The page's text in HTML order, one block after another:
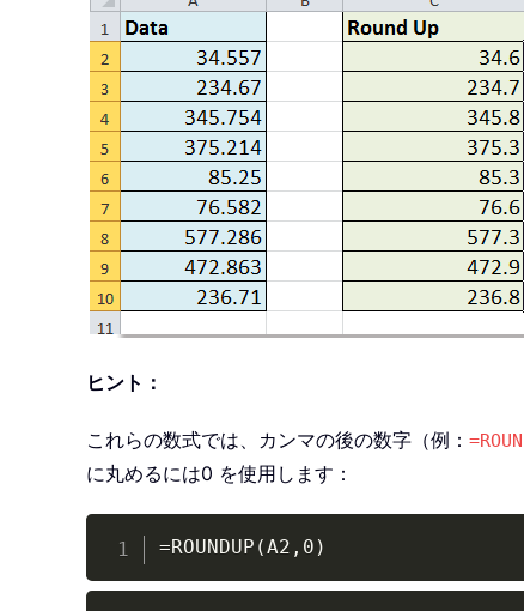
ヒント：
これらの数式では、カンマの後の数字（例：
に丸めるには0 を使用します：
=ROUNDUP(A2,0)